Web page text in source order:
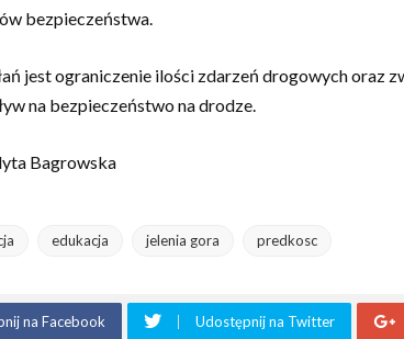
bezpieczeństwa.
jest ograniczenie ilości zdarzeń drogowych
na bezpieczeństwo na drodze.
Bagrowska
edukacja jelenia gora predkosc
na Facebook Udostępnij na Twitter